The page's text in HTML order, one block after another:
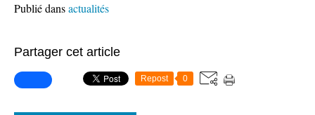
Publié dansactualités
Partager cet article
Repost 0